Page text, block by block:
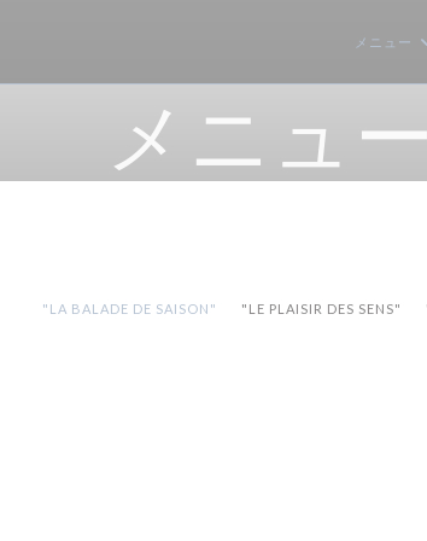
メニュー
メニュー
"LA BALADE DE SAISON" "LE PLAISIR DES SENS"